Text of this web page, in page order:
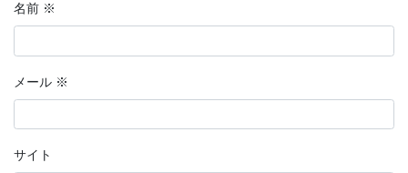
名前 ※
メール ※
サイト